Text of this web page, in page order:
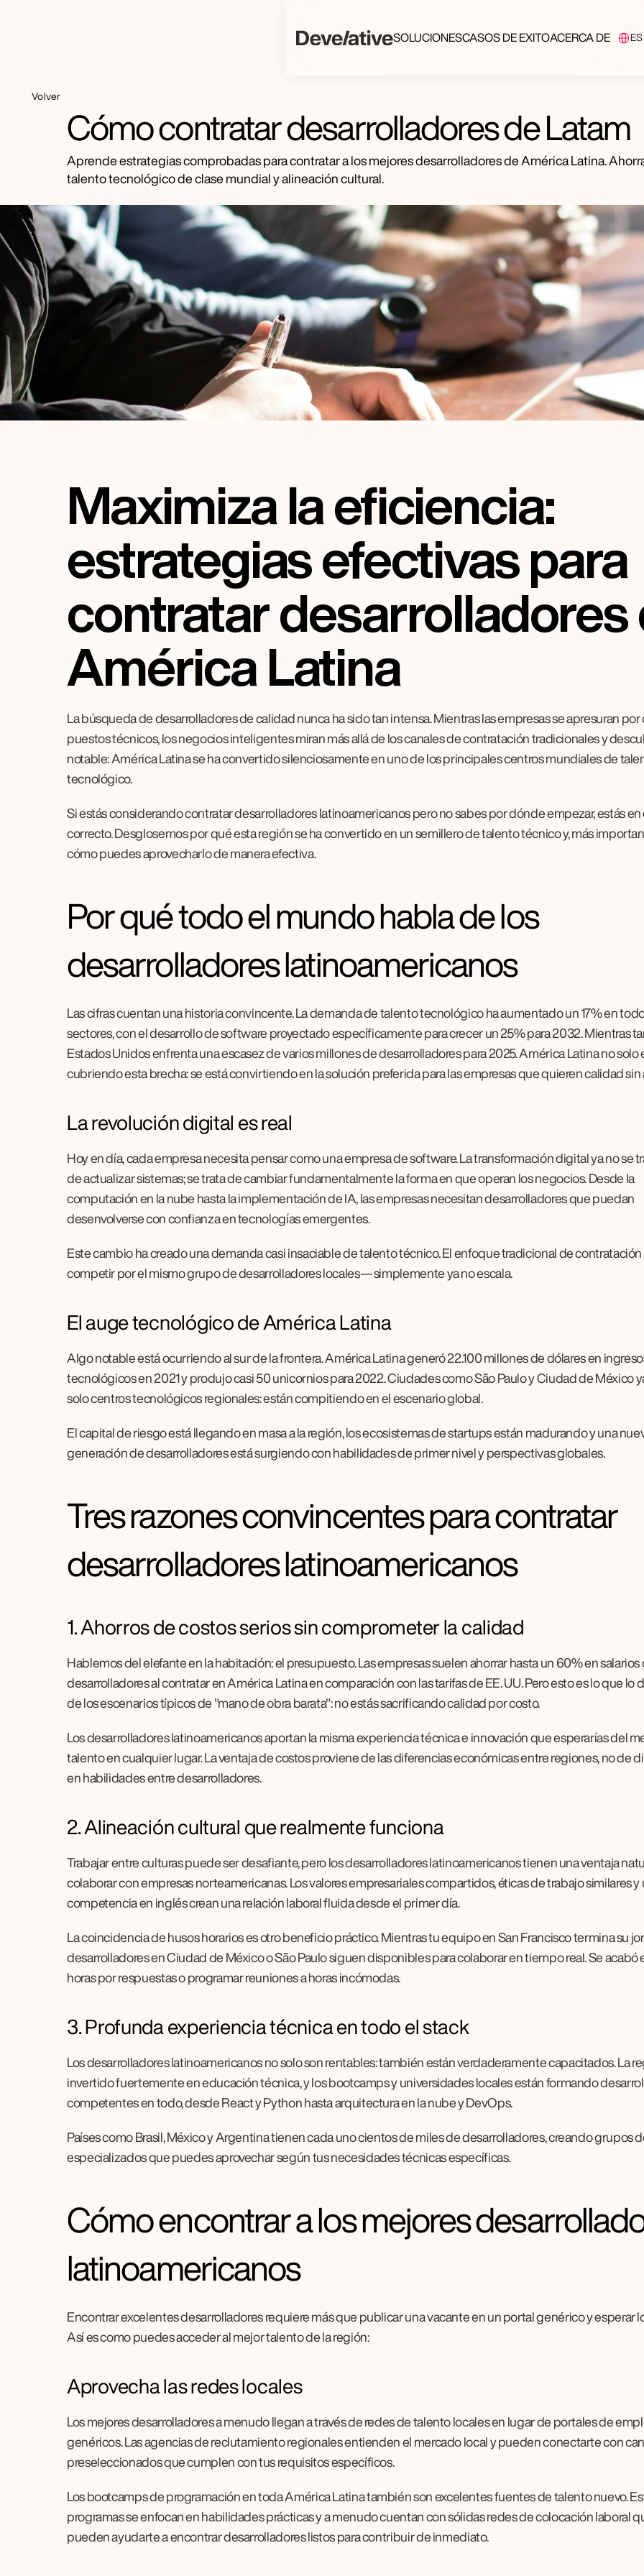
SOLUCIONESCASOS DE EXITOACERCA DE
ES
Volver
Cómo contratar desarrolladores de Latam
Aprende estrategias comprobadas para contratar a los mejores desarrolladores de América Latina.
talento tecnológico de clase mundial y alineación cultural.
Maximiza la eficiencia:
estrategias efectivas para
contratar desarrolladores
América Latina
La búsqueda de desarrolladores de calidad nunca ha sido tan intensa. Mientras las empresas se apresuran por
puestos técnicos, los negocios inteligentes miran más allá de los canales de contratación tradicionales y
notable: América Latina se ha convertido silenciosamente en uno de los principales centros mundiales de
tecnológico.
Si estás considerando contratar desarrolladores latinoamericanos pero no sabes por dónde empezar, estás en
correcto. Desglosemos por qué esta región se ha convertido en un semillero de talento técnico y, más
cómo puedes aprovecharlo de manera efectiva.
Por qué todo el mundo habla de los
desarrolladores latinoamericanos
Las cifras cuentan una historia convincente. La demanda de talento tecnológico ha aumentado un 17% en
sectores, con el desarrollo de software proyectado específicamente para crecer un 25% para 2032. Mientras
Estados Unidos enfrenta una escasez de varios millones de desarrolladores para 2025. América Latina no solo
cubriendo esta brecha: se está convirtiendo en la solución preferida para las empresas que quieren calidad sin
La revolución digital es real
Hoy en día, cada empresa necesita pensar como una empresa de software. La transformación digital ya no se
de actualizar sistemas; se trata de cambiar fundamentalmente la forma en que operan los negocios. Desde la
computación en la nube hasta la implementación de IA, las empresas necesitan desarrolladores que puedan
desenvolverse con confianza en tecnologías emergentes.
Este cambio ha creado una demanda casi insaciable de talento técnico. El enfoque tradicional de
competir por el mismo grupo de desarrolladores locales— simplemente ya no escala.
El auge tecnológico de América Latina
Algo notable está ocurriendo al sur de la frontera. América Latina generó 22.100 millones de dólares en
tecnológicos en 2021 y produjo casi 50 unicornios para 2022. Ciudades como São Paulo y Ciudad de México
solo centros tecnológicos regionales: están compitiendo en el escenario global.
El capital de riesgo está llegando en masa a la región, los ecosistemas de startups están madurando y una
generación de desarrolladores está surgiendo con habilidades de primer nivel y perspectivas globales.
Tres razones convincentes para contratar
desarrolladores latinoamericanos
1. Ahorros de costos serios sin comprometer la calidad
Hablemos del elefante en la habitación: el presupuesto. Las empresas suelen ahorrar hasta un 60% en salarios
desarrolladores al contratar en América Latina en comparación con las tarifas de EE. UU. Pero esto es lo que lo
de los escenarios típicos de "mano de obra barata": no estás sacrificando calidad por costo.
Los desarrolladores latinoamericanos aportan la misma experiencia técnica e innovación que esperarías del
talento en cualquier lugar. La ventaja de costos proviene de las diferencias económicas entre regiones, no de
en habilidades entre desarrolladores.
2. Alineación cultural que realmente funciona
Trabajar entre culturas puede ser desafiante, pero los desarrolladores latinoamericanos tienen una ventaja
colaborar con empresas norteamericanas. Los valores empresariales compartidos, éticas de trabajo similares y
competencia en inglés crean una relación laboral fluida desde el primer día.
La coincidencia de husos horarios es otro beneficio práctico. Mientras tu equipo en San Francisco termina su
desarrolladores en Ciudad de México o São Paulo siguen disponibles para colaborar en tiempo real. Se acabó
horas por respuestas o programar reuniones a horas incómodas.
3. Profunda experiencia técnica en todo el stack
Los desarrolladores latinoamericanos no solo son rentables: también están verdaderamente capacitados. La
invertido fuertemente en educación técnica, y los bootcamps y universidades locales están formando
competentes en todo, desde React y Python hasta arquitectura en la nube y DevOps.
Países como Brasil, México y Argentina tienen cada uno cientos de miles de desarrolladores, creando grupos
especializados que puedes aprovechar según tus necesidades técnicas específicas.
Cómo encontrar a los mejores
latinoamericanos
Encontrar excelentes desarrolladores requiere más que publicar una vacante en un portal genérico y esperar
Así es como puedes acceder al mejor talento de la región:
Aprovecha las redes locales
Los mejores desarrolladores a menudo llegan a través de redes de talento locales en lugar de portales de
genéricos. Las agencias de reclutamiento regionales entienden el mercado local y pueden conectarte con
preseleccionados que cumplen con tus requisitos específicos.
Los bootcamps de programación en toda América Latina también son excelentes fuentes de talento nuevo.
programas se enfocan en habilidades prácticas y a menudo cuentan con sólidas redes de colocación laboral
pueden ayudarte a encontrar desarrolladores listos para contribuir de inmediato.